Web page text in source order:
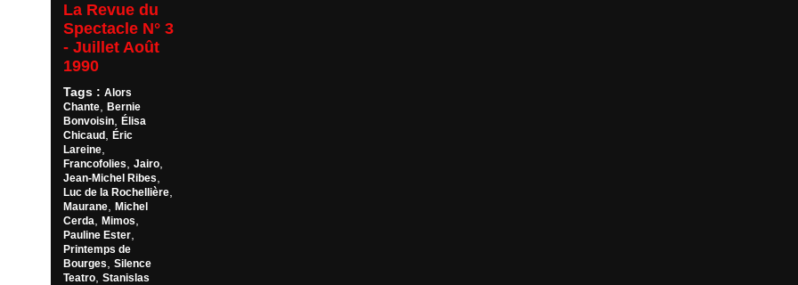
La Revue du
Spectacle N° 3
- Juillet Août
1990
Tags : Alors
Chante,
Bernie
Bonvoisin,
Élisa
Chicaud,
Éric
Lareine,
Francofolies Jairo,
Jean-Michel Ribes
Luc de la Rochellière,
Maurane,
Michel
Cerda
Mimos
Pauline Ester,
Printemps de
Bourges
Silence
Teatro, Stanislas